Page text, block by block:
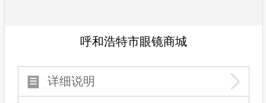
呼和浩特市眼镜商城
详细说明